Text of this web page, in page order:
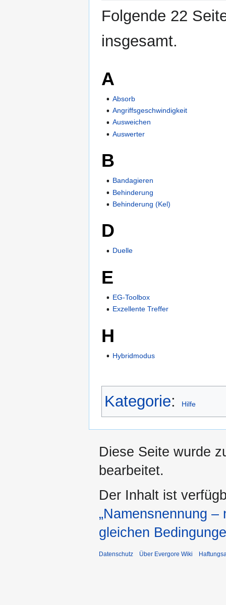
Folgende 22
insgesamt.
A
Absorb
Angriffsgeschwindigkeit
Ausweichen
Auswerter
B
Bandagieren
Behinderung
Behinderung (Kel)
D
Duelle
E
EG-Toolbox
Exzellente Treffer
H
Hybridmodus
Kategorie: Hilfe
Diese Seite wurde
bearbeitet.
Der Inhalt ist
„Namensnennung
gleichen
Datenschutz Über Evergore Wiki